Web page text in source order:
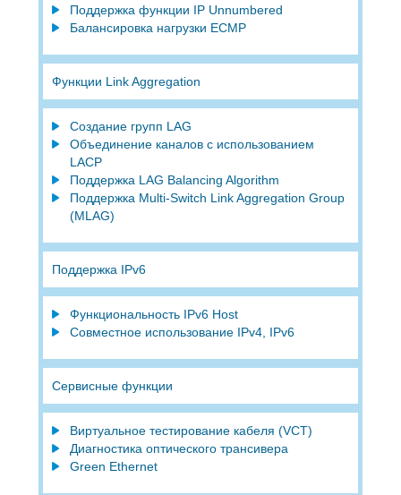
Поддержка функции IP Unnumbered
Балансировка нагрузки ECMP
Функции Link Aggregation
Создание групп LAG
Объединение каналов с использованием
LACP
Поддержка LAG Balancing Algorithm
Поддержка Multi-Switch Link Aggregation Group
(MLAG)
Поддержка IPv6
Функциональность IPv6 Host
Совместное использование IPv4, IPv6
Сервисные функции
Виртуальное тестирование кабеля (VCT)
Диагностика оптического трансивера
Green Ethernet